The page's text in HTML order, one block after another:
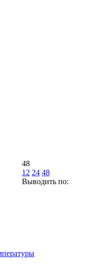
48
12 24 48
Выводить по: